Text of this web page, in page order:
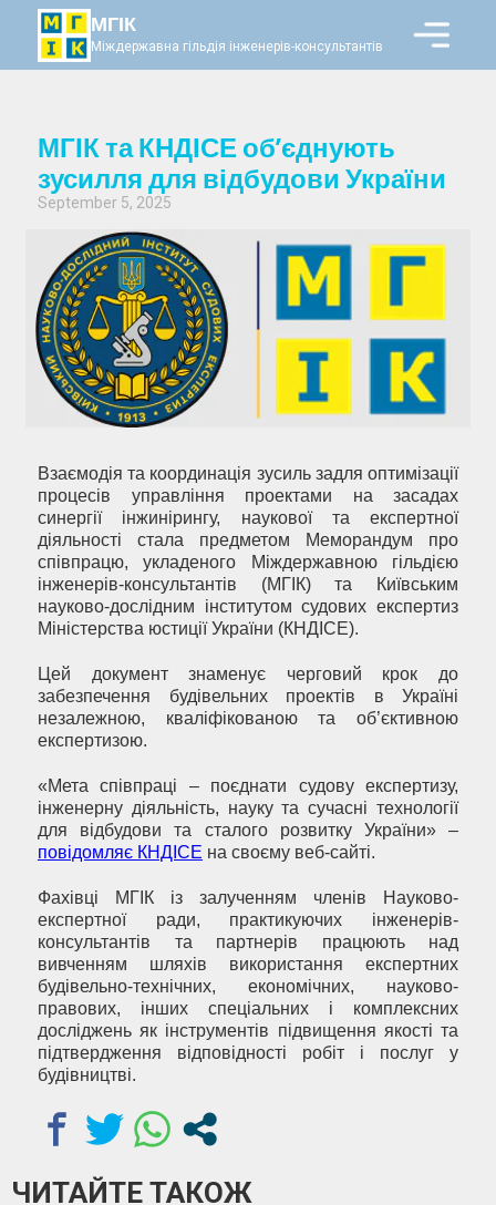
МГІК
Міждержавна гільдія інженерів-консультантів
МГІК та КНДІСЕ об’єднують
зусилля для відбудови України
September 5, 2025
Взаємодія та координація зусиль задля оптимізації
процесів управління проектами на засадах
синергії інжинірингу, наукової та експертної
діяльності стала предметом Меморандум про
співпрацю, укладеного Міждержавною гільдією
інженерів-консультантів (МГІК) та Київським
науково-дослідним інститутом судових експертиз
Міністерства юстиції України (КНДІСЕ).
Цей документ знаменує черговий крок до
забезпечення будівельних проектів в Україні
незалежною, кваліфікованою та об’єктивною
експертизою.
«Мета співпраці – поєднати судову експертизу,
інженерну діяльність, науку та сучасні технології
для відбудови та сталого розвитку України» –
повідомляє КНДІСЕ на своєму веб-сайті.
Фахівці МГІК із залученням членів Науково-
експертної ради, практикуючих інженерів-
консультантів та партнерів працюють над
вивченням шляхів використання експертних
будівельно-технічних, економічних, науково-
правових, інших спеціальних і комплексних
досліджень як інструментів підвищення якості та
підтвердження відповідності робіт і послуг у
будівництві.
ЧИТАЙТЕ ТАКОЖ